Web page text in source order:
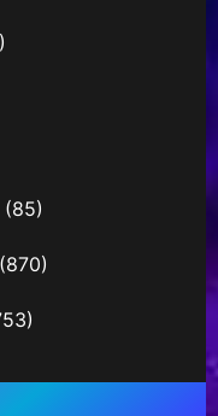
(85)
(870)